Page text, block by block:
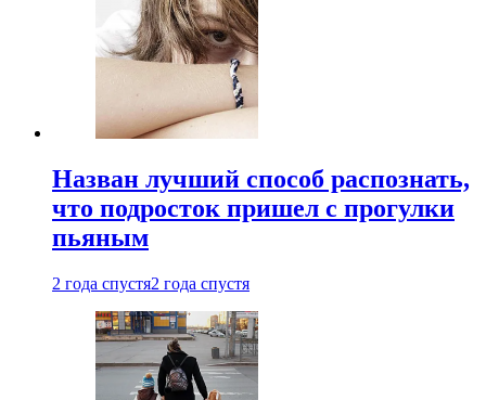
Назван лучший способ распознать,
что подросток пришел с прогулки
пьяным
2 года спустя2 года спустя